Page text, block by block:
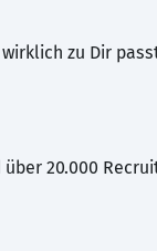
zu Dir
20.000